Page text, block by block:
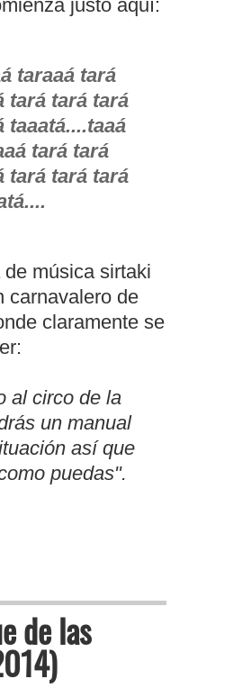
justo aquí:
taraaá tará
tará tará tará
taaatá....taaá
tará tará
tará tará tará
música sirtaki
carnavalero de
claramente se
al circo de la
un manual
así que
puedas".
de las